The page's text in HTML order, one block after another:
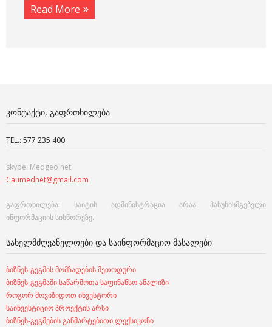
Read More
ᲙᲝᲜᲢᲐᲥᲢᲘ, ᲒᲐᲤᲠᲗᲮᲘᲚᲔᲑᲐ
TEL.: 577 235 400
skype: Medgeo.net
Caumednet@gmail.com
გაფრთხილება: საიტის ადმინისტრაცია არაა პასუხისმგებელი
ინფორმაციის სისწორეზე.
ᲡᲐᲮᲔᲚᲛᲫᲦᲕᲐᲜᲔᲚᲝᲔᲑᲘ ᲓᲐ ᲡᲐᲘᲜᲤᲝᲠᲛᲐᲪᲘᲝ ᲛᲐᲡᲐᲚᲔᲑᲘ
ბიზნეს-გეგმის მომზადების მეთოდური
ბიზნეს-გეგმაში საწარმოთა საფინანსო ანალიზი
როგორ მოვიზიდოთ ინვესტორი
საინვესტიციო პროექტის არსი
ბიზნეს-გეგმების განმარტებითი ლექსიკონი